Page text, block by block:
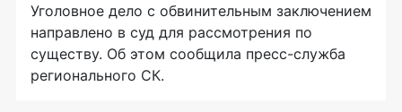
Уголовное дело с обвинительным заключением
направлено в суд для рассмотрения по
существу. Об этом сообщила пресс-служба
регионального СК.